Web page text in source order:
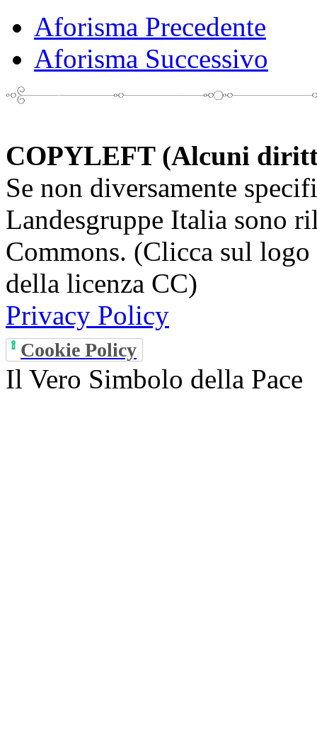
Aforisma Precedente
Aforisma Successivo
COPYLEFT (Alcuni
Se non diversamente
Landesgruppe Italia sono
Commons. (Clicca sul
della licenza CC)
Privacy Policy
Cookie Policy
Il Vero Simbolo della Pace